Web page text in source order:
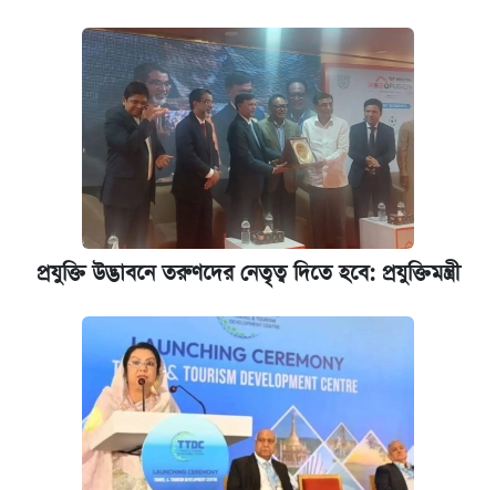
পাঁচ দপ্তরে নতুন সচিব নিয়োগ দিল সরকার
রাষ্ট্রবিরোধী কর্মকাণ্ড: ঢাবির কয়েকজন শিক্ষকের
বিরুদ্ধে ব্যবস্থা
আজকের বাজারে স্বর্ণের দাম (৬ আগস্ট)
আবেদন শুরু
প্রযুক্তি উদ্ভাবনে তরুণদের নেতৃত্ব দিতে হবে: প্রযুক্তিমন্ত্রী